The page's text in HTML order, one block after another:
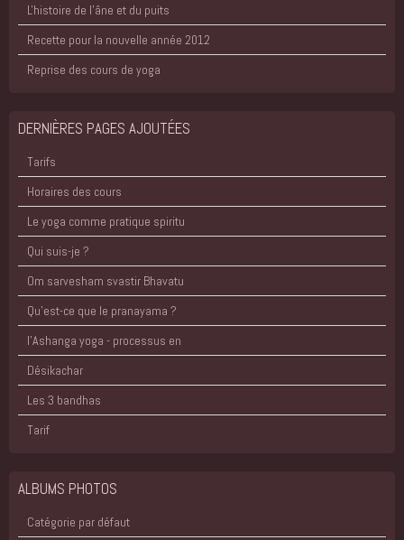
L'histoire de l'âne et du puits
Recette pour la nouvelle année 2012
Reprise des cours de yoga
DERNIÈRES PAGES AJOUTÉES
Tarifs
Horaires des cours
Le yoga comme pratique spiritu
Qui suis-je ?
Om sarvesham svastir Bhavatu
Qu'est-ce que le pranayama ?
l'Ashanga yoga - processus en
Désikachar
Les 3 bandhas
Tarif
ALBUMS PHOTOS
Catégorie par défaut